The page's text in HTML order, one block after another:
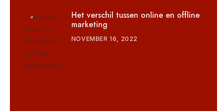
Het verschil tussen online en offline
marketing
NOVEMBER 16, 2022